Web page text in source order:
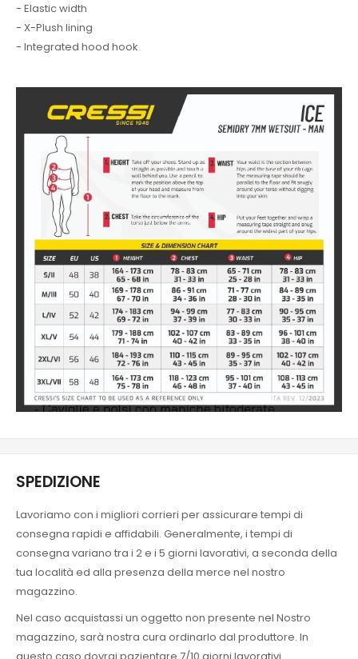
- Elastic width
- X-Plush lining
- Integrated hood hook
SPEDIZIONE
Lavoriamo con i migliori corrieri per assicurare tempi di
consegna rapidi e affidabili. Generalmente, i tempi di
consegna variano tra i 2 e i 5 giorni lavorativi, a seconda della
tua località ed alla presenza della merce nel nostro
magazzino.
Nel caso acquistassi un oggetto non presente nel Nostro
magazzino, sarà nostra cura ordinarlo dal produttore. In